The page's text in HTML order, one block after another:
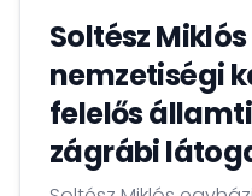
Soltész
nemzetiségi
felelős
zágrábi